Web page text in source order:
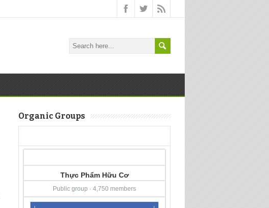
Organic Groups
Thực Phẩm Hữu Cơ
Public group · 4,750 members